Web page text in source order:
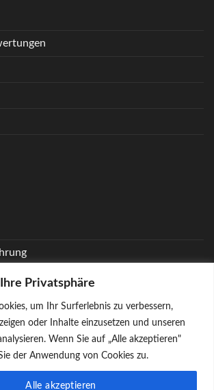
Privatsphäre
um Ihr Surferlebnis zu verbessern,
oder Inhalte einzusetzen und unseren
Wenn Sie auf „Alle akzeptieren"
der Anwendung von Cookies zu.
Alle akzeptieren